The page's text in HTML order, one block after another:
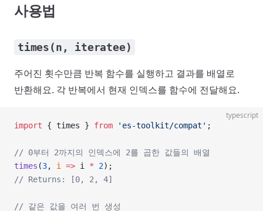
사용법
times(n, iteratee)
주어진 횟수만큼 반복 함수를 실행하고 결과를 배열로
반환해요. 각 반복에서 현재 인덱스를 함수에 전달해요.
typescript
import { times } from 'es-toolkit/compat' ;
// 0부터 2까지의 인덱스에 2를 곱한 값들의 배열
times (3, i => i * 2);
// Returns: [0, 2, 4]
// 같은 값을 여러 번 생성